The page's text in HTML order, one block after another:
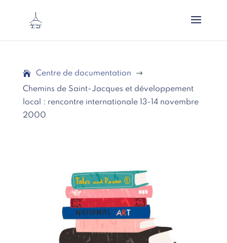
Centre de documentation
$
Chemins de Saint-Jacques et développement
local : rencontre internationale 13-14 novembre
2000